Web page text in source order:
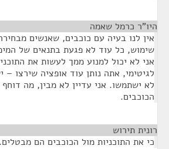
היו"ר כרמל שאמה
אין לנו בעיה עם כוכבים, שאנשים
שימוש, כל עוד לא פגעת בתנאים של
אני לא יכול למנוע ממך לעשות את
לגיטימי, אתה נותן עוד אופציה שירצו
לא ישתמשו. אני עדיין לא מבין, מה
הכוכבים.
רונית תירוש
כי את התוכניות מול הכוכבים הם מבטלים.